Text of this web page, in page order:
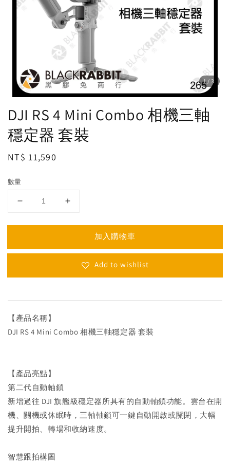
1 /3
DJI RS 4 Mini Combo 相機三軸
穩定器 套裝
Regular
NT$ 11,590
數量
加入購物車
Add to wishlist
【產品名稱】
DJI RS 4 Mini Combo 相機三軸穩定器 套裝
【產品亮點】
第二代自動軸鎖
新增過往 DJI 旗艦級穩定器所具有的自動軸鎖功能。雲台在開
機、關機或休眠時，三軸軸鎖可一鍵自動開啟或關閉，大幅
提升開拍、轉場和收納速度。
智慧跟拍構圖